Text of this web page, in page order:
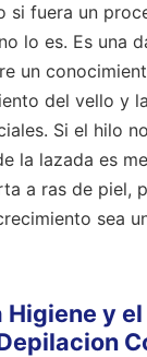
si fuera un
lo es. Es una
un
del vello y
Si el hilo
la lazada es
a ras de piel,
sea
Higiene y